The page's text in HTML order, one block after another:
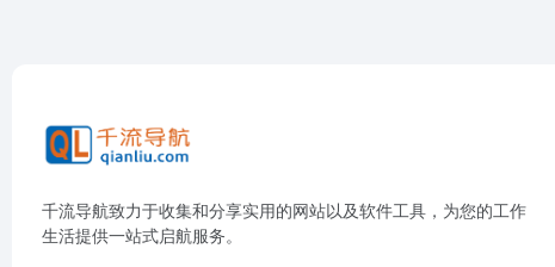
千流导航致力于收集和分享实用的网站以及软件工具，为您的工作
生活提供一站式启航服务。